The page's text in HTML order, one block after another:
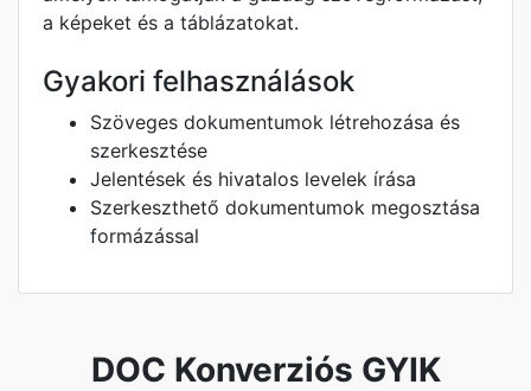
a képeket és a táblázatokat.
Gyakori felhasználások
Szöveges dokumentumok létrehozása és
szerkesztése
Jelentések és hivatalos levelek írása
Szerkeszthető dokumentumok megosztása
formázással
DOC Konverziós GYIK